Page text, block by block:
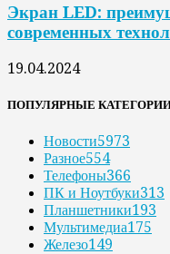
Экран LED:
современных
19.04.2024
ПОПУЛЯРНЫЕ
Новости5973
Разное554
Телефоны366
ПК и Ноутбуки313
Планшетники193
Мультимедиа175
Железо149